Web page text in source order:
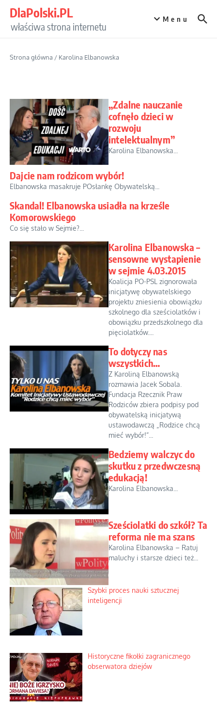
DlaPolski.PL
właściwa strona internetu
Menu
Strona główna / Karolina Elbanowska
„Zdalne nauczanie
cofnęło dzieci w
rozwoju
intelektualnym”
Karolina Elbanowska...
Dajcie nam rodzicom wybór!
Elbanowska masakruje POsłankę Obywatelską...
Skandal! Elbanowska usiadła na krześle
Komorowskiego
Co się stało w Sejmie?...
Karolina Elbanowska –
sensowne wystapienie
w sejmie 4.03.2015
Koalicja PO-PSL zignorowała
inicjatywę obywatelskiego
projektu zniesienia obowiązku
szkolnego dla sześciolatków i
obowiązku przedszkolnego dla
pięciolatków....
To dotyczy nas
wszystkich…
Z Karoliną Elbanowską
rozmawia Jacek Sobala.
Fundacja Rzecznik Praw
Rodziców zbiera podpisy pod
obywatelską inicjatywą
ustawodawczą „Rodzice chcą
mieć wybór!”...
Bedziemy walczyc do
skutku z przedwczesną
edukacją!
Karolina Elbanowska...
Sześciolatki do szkół? Ta
reforma nie ma szans
Karolina Elbanowska – Ratuj
maluchy i starsze dzieci też...